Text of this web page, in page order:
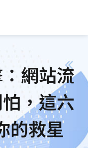
網站流
，這六
的救星